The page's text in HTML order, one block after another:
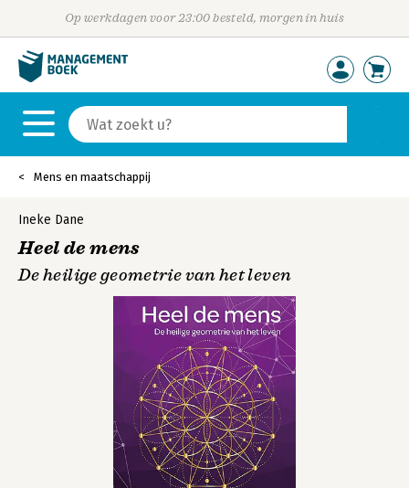
Op werkdagen voor 23:00 besteld, morgen in huis
Mens en maatschappij
Ineke Dane
Heel de mens
De heilige geometrie van het leven